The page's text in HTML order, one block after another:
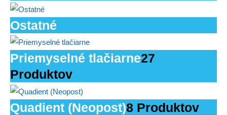
Ostatné
Priemyselné tlačiarne27
Produktov
Quadient (Neopost)8 Produktov